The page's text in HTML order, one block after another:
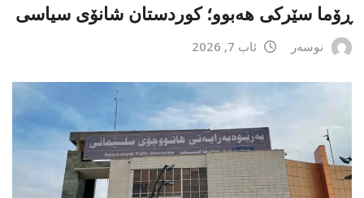
ڕۆما سێرکی هەبوو؛ کوردستان شانۆی سیاسی
نوسەر ئاب 7, 2026